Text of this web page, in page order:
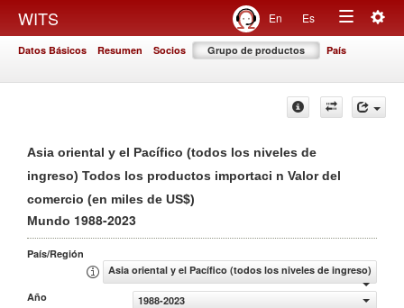
WITS En Es
Toggle
Datos Básicos Resumen Socios Grupo de productos País
Asia oriental y el Pacífico (todos los niveles de
ingreso) Todos los productos importaci n Valor del
comercio (en miles de US$)
Mundo 1988-2023
País/Región
Asia oriental y el Pacífico (todos los niveles de ingreso)
Año
1988-2023